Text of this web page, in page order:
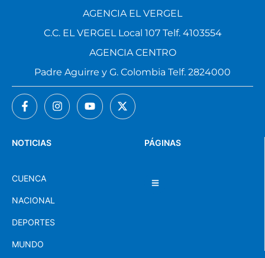
PÁGINAS
NOTICIAS
CUENCA
NACIONAL
DEPORTES
MUNDO
AGENCIA EL VERGEL
C.C. EL VERGEL Local 107 Telf. 4103554
AGENCIA CENTRO
Padre Aguirre y G. Colombia Telf. 2824000